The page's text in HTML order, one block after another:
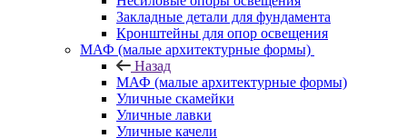
Закладные детали для фундамента
Кронштейны для опор освещения
МАФ (малые архитектурные формы)
Назад
МАФ (малые архитектурные формы)
Уличные скамейки
Уличные лавки
Уличные качели